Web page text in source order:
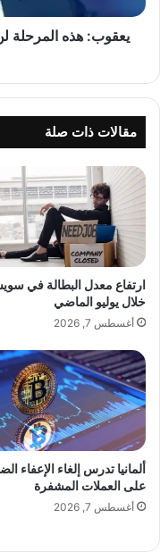
ي
ل
ة
ح
ق
ي
ق
إ
ل
ى
ف
ن
س
ا
ل
ل
ت
ح
ق
ي
ه
ة
ن
ت
ن
ج
ر
ئ
ي
ا
و
ف
ر
ن
ج
ي
ة
و
يعقوب: هذه المرحلة
مقالات ذات صلة
ارتفاع معدل البطالة في
خلال يوليو الماضي
أغسطس 7, 2026
ألمانيا تدرس إلغاء الإعفاء
على العملات المشفرة
أغسطس 7, 2026